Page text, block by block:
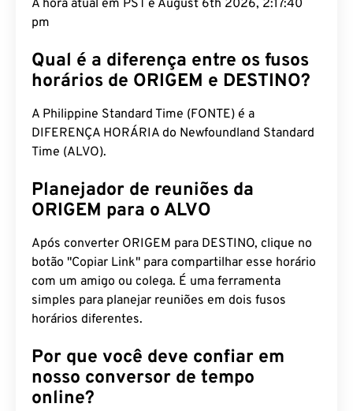
Qual é a diferença entre os fusos
A Philippine Standard Time (FONTE) é a
Time (ALVO).
Planejador de reuniões da
Após converter ORIGEM para DESTINO, clique no
com um amigo ou colega. É uma ferramenta
simples para planejar reuniões em dois fusos
horários diferentes.
Por que você deve confiar em
online?
Utilizamos o banco de dados de fuso horário